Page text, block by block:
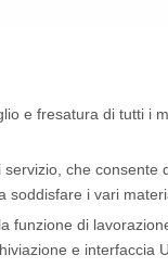
e fresatura di tutti i
che
soddisfare i vari
funzione di
e interfaccia